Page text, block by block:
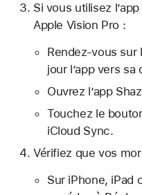
Si vous utilisez
Apple Vision Pro :
Rendez-vous sur
jour l’app vers
Ouvrez l’app
Touchez le
iCloud Sync.
Vérifiez que vos
Sur iPhone, iPad